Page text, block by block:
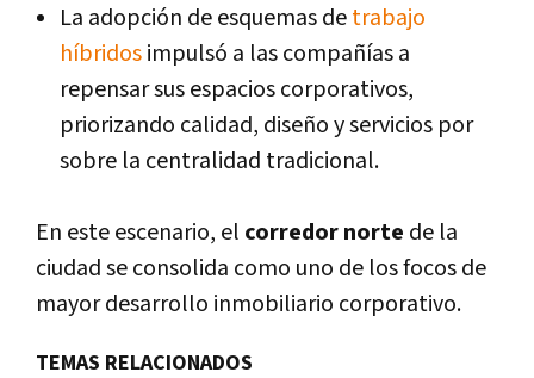
La adopción de esquemas detrabajo
híbridosimpulsó a las compañías a
repensar sus espacios corporativos,
priorizando calidad, diseño y servicios por
sobre la centralidad tradicional.
En este escenario, el corredor norte de la
ciudad se consolida como uno de los focos de
mayor desarrollo inmobiliario corporativo.
TEMAS RELACIONADOS